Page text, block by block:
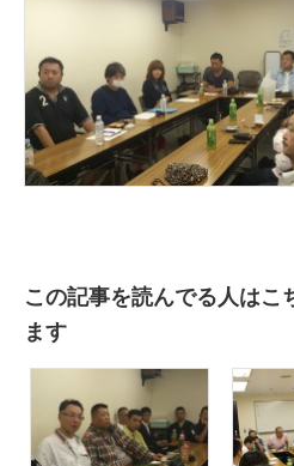
この記事を読んでる人はこ
ます